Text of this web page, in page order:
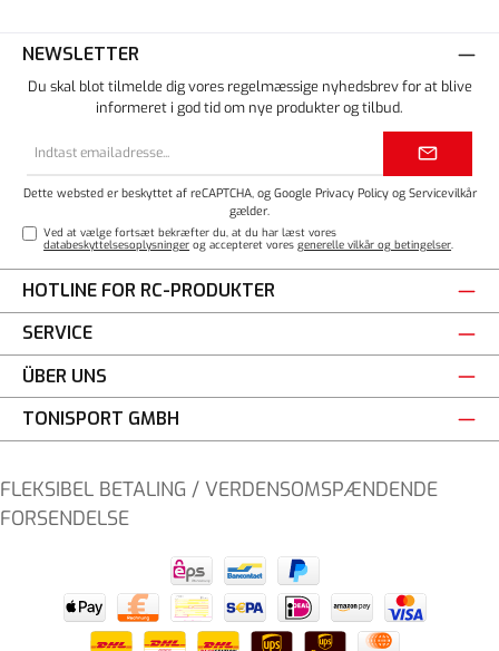
NEWSLETTER
Du skal blot tilmelde dig vores regelmæssige nyhedsbrev for at blive
informeret i god tid om nye produkter og tilbud.
Dette websted er beskyttet af reCAPTCHA, og Google Privacy Policyog Servicevilkår
gælder.
Ved at vælge fortsæt bekræfter du, at du har læst vores
databeskyttelsesoplysninger og accepteret voresgenerelle vilkår og betingelser.
HOTLINE FOR RC-PRODUKTER
SERVICE
ÜBER UNS
TONISPORT GMBH
FLEKSIBEL BETALING / VERDENSOMSPÆNDENDE
FORSENDELSE